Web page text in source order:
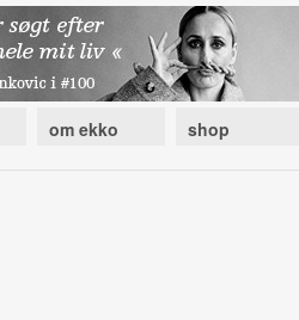
om ekko shop